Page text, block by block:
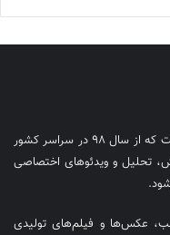
روزنامه فوتبالز، روزنامه ای ورزشی چاپ صبح است که از سال ۹۸ در سراسر کشور
تحلیل و ویدئوهای اختصاصی
عکس‌ها و فیلم‌های تولیدی